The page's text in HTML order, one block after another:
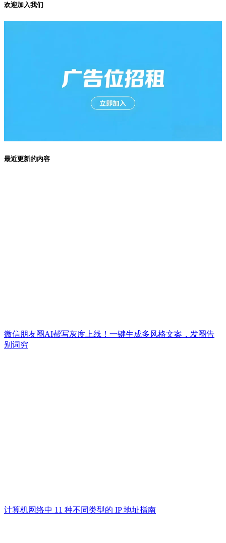
欢迎加入我们
最近更新的内容
微信朋友圈AI帮写灰度上线！一键生成多风格文案，发圈告
别词穷
计算机网络中 11 种不同类型的 IP 地址指南